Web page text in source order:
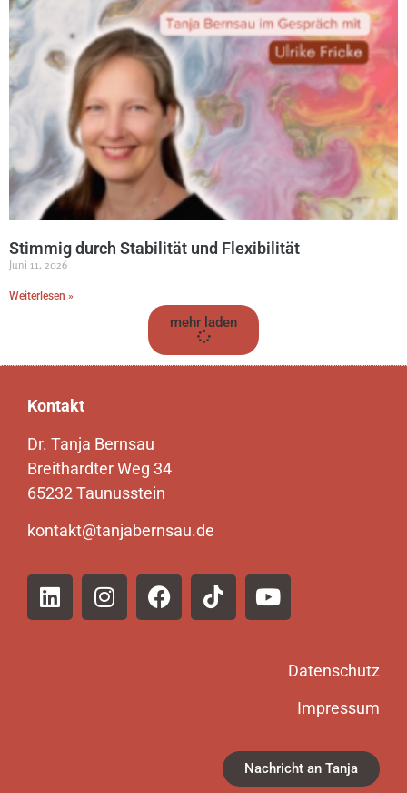
Stimmig durch Stabilität und Flexibilität
Juni 11, 2026
Weiterlesen »
mehr laden
Kontakt
Dr. Tanja Bernsau
Breithardter Weg 34
65232 Taunusstein
kontakt@tanjabernsau.de
Datenschutz
Impressum
Nachricht an Tanja